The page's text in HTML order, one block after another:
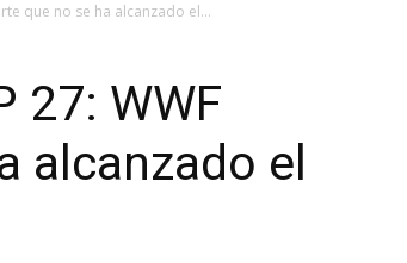
que no se ha alcanzado el...
27: WWF
alcanzado el